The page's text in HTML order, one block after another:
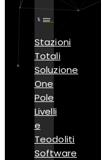
Stazioni
Totali
Soluzione
One
Pole
Livelli
e
Teodoliti
Software